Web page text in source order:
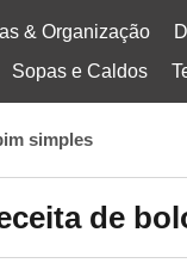
& Organização
Sopas e Caldos
simples
de